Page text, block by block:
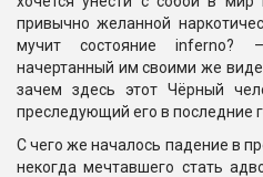
привычно желанной
мучит состояние inferno?
начертанный им своими же
зачем здесь этот Чёрный
преследующий его в последние
С чего же началось падение в
некогда мечтавшего стать